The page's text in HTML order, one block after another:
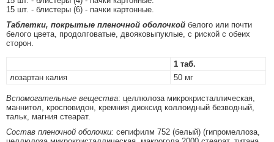
15 шт. - блистеры (6) - пачки картонные.
Таблетки, покрытые пленочной оболочкой белого или почти
белого цвета, продолговатые, двояковыпуклые, с риской с обеих
сторон.
1 таб.
лозартан калия
50 мг
Вспомогательные вещества: целлюлоза микрокристаллическая,
маннитол, кросповидон, кремния диоксид коллоидный безводный,
тальк, магния стеарат.
Состав пленочной оболочки: сепифилм 752 (белый) (гипромеллоза,